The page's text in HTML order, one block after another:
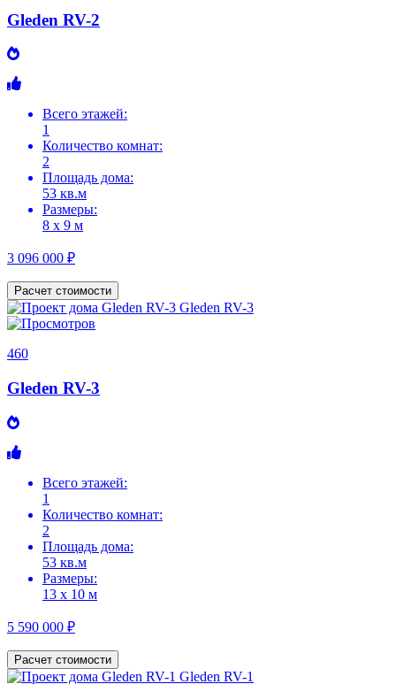
Gleden RV-2
Всего этажей:
1
Количество комнат:
2
Площадь дома:
53 кв.м
Размеры:
8 х 9 м
3 096 000 ₽
Расчет стоимости
460
Gleden RV-3
Всего этажей:
1
Количество комнат:
2
Площадь дома:
53 кв.м
Размеры:
13 х 10 м
5 590 000 ₽
Расчет стоимости